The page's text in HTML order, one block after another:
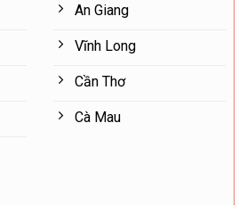
An Giang
Vĩnh Long
Cần Thơ
Cà Mau